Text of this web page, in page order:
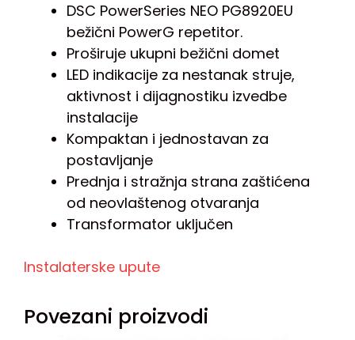
DSC PowerSeries NEO PG8920EU
bežični PowerG repetitor.
Proširuje ukupni bežični domet
LED indikacije za nestanak struje,
aktivnost i dijagnostiku izvedbe
instalacije
Kompaktan i jednostavan za
postavljanje
Prednja i stražnja strana zaštićena
od neovlaštenog otvaranja
Transformator uključen
Instalaterske upute
Povezani proizvodi